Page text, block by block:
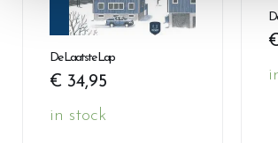
De Laatste Lap
€ 34,95
in stock